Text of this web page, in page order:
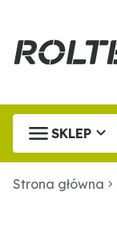
SKLEP
Strona główna